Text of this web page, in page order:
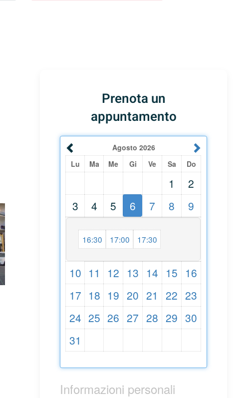
Prenota un
appuntamento
Agosto 2026
Lu
Ma Me Gi Ve Sa Do
1
2
3
4 5 6 7 8 9
16:30 17:00 17:30
10 11 12 13 14 15 16
17 18 19 20 21 22 23
24 25 26 27 28 29 30
31
Informazioni personali